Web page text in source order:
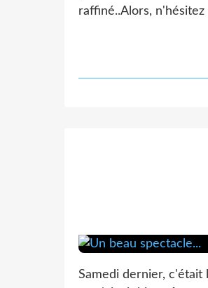
raffiné..Alors, n'hésitez
Samedi dernier, c'était